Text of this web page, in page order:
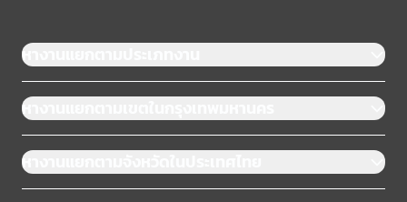
หางานแยกตามประเภทงาน
หางานแยกตามเขตในกรุงเทพมหานคร
หางานแยกตามจังหวัดในประเทศไทย